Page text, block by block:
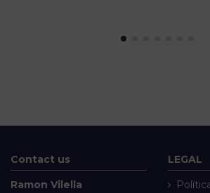
Contact us
Ramon Vilella
LEGAL